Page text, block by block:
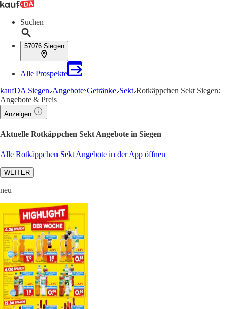
Suchen
57076 Siegen
Alle Prospekte
kaufDA Siegen Angebote Getränke Sekt Rotkäppchen Sekt Siegen:
Angebote & Preis
Anzeigen
Aktuelle Rotkäppchen Sekt Angebote in Siegen
Alle Rotkäppchen Sekt Angebote in der App öffnen
WEITER
neu